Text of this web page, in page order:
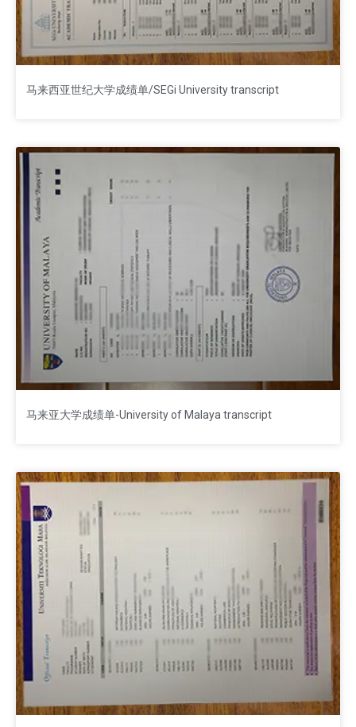
马来西亚世纪大学成绩单/SEGi University transcript
马来亚大学成绩单-University of Malaya transcript